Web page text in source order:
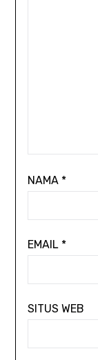
NAMA *
EMAIL *
SITUS WEB